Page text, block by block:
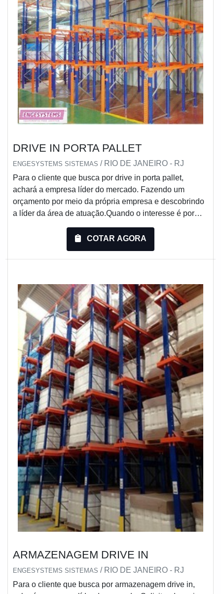
DRIVE IN PORTA PALLET
ENGESYSTEMS SISTEMAS / RIO DE JANEIRO - RJ
Para o cliente que busca por drive in porta pallet,
achará a empresa líder do mercado. Fazendo um
orçamento por meio da própria empresa e descobrindo
a líder da área de atuação.Quando o interesse é por
Armazenagens o cliente obterá assertividade com
qualidade garantida através da certificação pela
Organização Nacional da Indústria de
IN PORTA...
COTAR AGORA
ARMAZENAGEM DRIVE IN
ENGESYSTEMS SISTEMAS / RIO DE JANEIRO - RJ
Para o cliente que busca por armazenagem drive in,